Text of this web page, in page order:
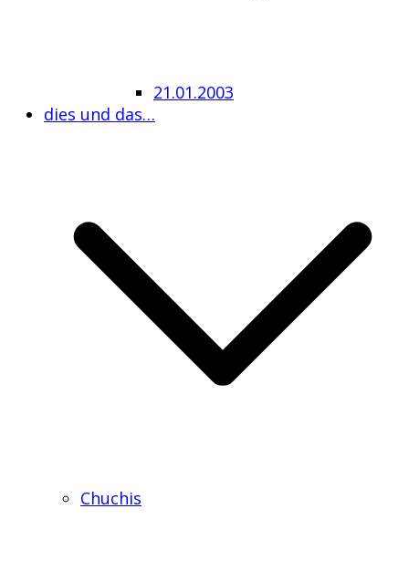
21.01.2003
dies und das…
Chuchis